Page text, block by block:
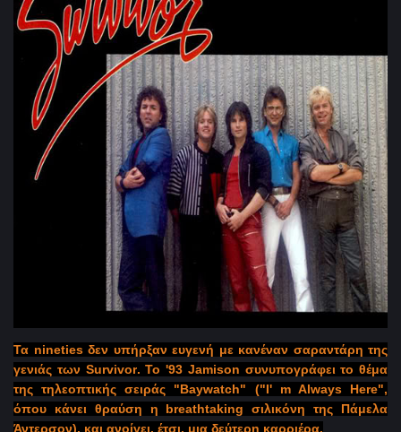
Τα nineties δεν υπήρξαν ευγενή με κανέναν σαραντάρη της
γενιάς των Survivor. Το '93 Jamison συνυπογράφει το θέμα
της τηλεοπτικής σειράς "Baywatch" ("I' m Always Here",
όπου κάνει θραύση η breathtaking σιλικόνη της Πάμελα
Άντερσον). και ανοίγει, έτσι, μια δεύτερη καρριέρα.